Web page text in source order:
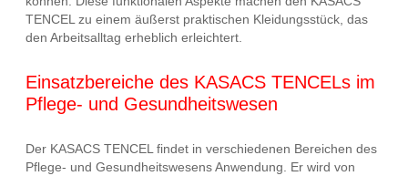
TENCEL zu einem äußerst praktischen Kleidungsstück, das
den Arbeitsalltag erheblich erleichtert.
Einsatzbereiche des KASACS TENCELs im
Pflege- und Gesundheitswesen
Der KASACS TENCEL findet in verschiedenen Bereichen des
Pflege- und Gesundheitswesens Anwendung. Er wird von